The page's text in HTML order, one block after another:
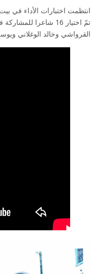
تمّ اختيار 16
القرواشي وخالد الوغلاني